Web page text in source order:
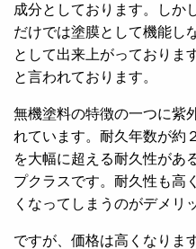
成分としております。しか
だけでは塗膜として機能し
として出来上がっておりま
と言われております。
無機塗料の特徴の一つに紫
れています。耐久年数が約
を大幅に超える耐久性があ
プクラスです。耐久性も高
くなってしまうのがデメリ
ですが、価格は高くなりま